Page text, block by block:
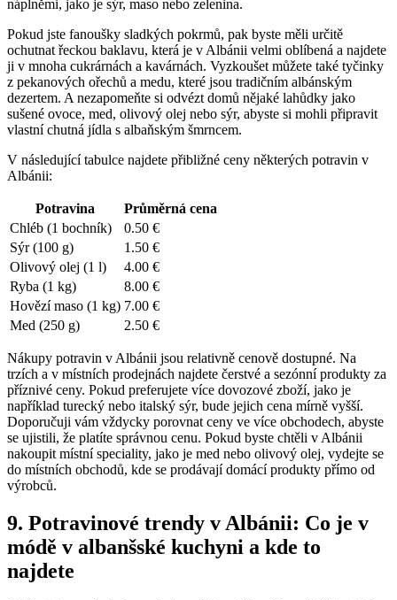
náplněmi, ⁢jako⁤ je ​sýr, maso nebo zelenina.
Pokud jste​ fanoušky sladkých pokrmů, pak byste‌ měli určitě
ochutnat řeckou baklavu, která je v Albánii velmi oblíbená⁣ a ⁢najdete
ji v ⁤mnoha cukrárnách a ⁢kavárnách. ‍Vyzkoušet můžete také tyčinky
z ‌pekanových ořechů a medu,⁤ které jsou tradičním ⁤albánským
dezertem. A‌ nezapomeňte ​si odvézt⁤ domů nějaké lahůdky jako
sušené ovoce, ‌med, olivový olej ‌nebo sýr, abyste‌ si⁤ mohli připravit
vlastní chutná⁢ jídla s ⁤albaňským šmrncem. ‌
V ​následující tabulce najdete přibližné ceny některých ‍potravin v
Albánii:
Potravina
Průměrná cena
Chléb​ (1 bochník)
0.50 €
Sýr (100 ⁤g)
1.50 €
Olivový⁣ olej (1 l)
4.00 €
Ryba (1 kg)
8.00 €
Hovězí maso⁤ (1⁣ kg) 7.00 €
Med (250 g)
2.50 ⁢€
Nákupy potravin v Albánii⁣ jsou relativně cenově⁢ dostupné. Na
trzích a v místních prodejnách ⁢najdete čerstvé ⁤a ‍sezónní ⁣produkty‌ za
příznivé ​ceny. Pokud preferujete více dovozové​ zboží,‍ jako je
například ​turecký nebo italský⁣ sýr, bude jejich⁢ cena mírně ‌vyšší.
Doporučuji ⁤vám vždycky porovnat ceny ve více ⁤obchodech, abyste
se ujistili, že platíte správnou cenu. Pokud ​byste chtěli v Albánii
nakoupit místní speciality, jako je med nebo olivový⁢ olej, vydejte se
do místních obchodů, kde⁢ se ‌prodávají domácí produkty přímo od
výrobců.
9. Potravinové ⁢trendy v ⁢Albánii:‍ Co je⁢ v⁢
módě v albanšské ⁤kuchyni a kde⁤ to
najdete